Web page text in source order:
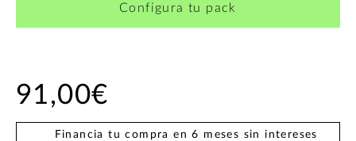
Configura tu pack
91,00€
Financia tu compra en 6 meses sin intereses